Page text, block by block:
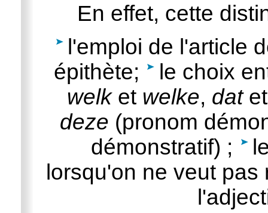
En effet, cette
l'emploi de l'article
épithète;
le choix
welket welke, dat
deze (pronom
démonstratif) ;
lorsqu'on ne veut pas